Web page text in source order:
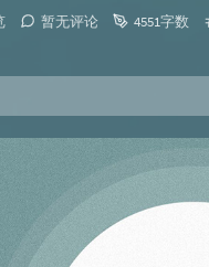
暂无评论 4551字数